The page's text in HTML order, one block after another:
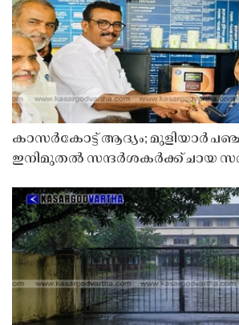
കാസർകോട്ട് ആദ്യം; മുളിയാർ
ഇനിമുതൽ സന്ദർശകർക്ക് ചായ